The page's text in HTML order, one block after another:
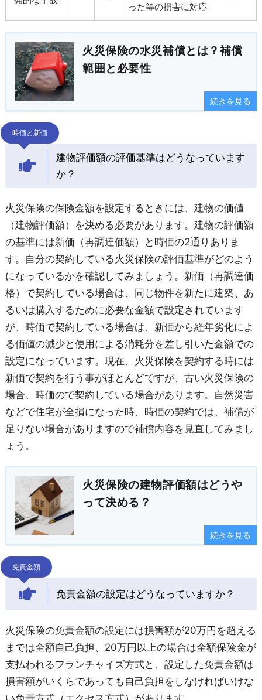
った等の損害に対応
火災保険の水災補償とは？補償
範囲と必要性
続きを見る
時価と新価
建物評価額の評価基準はどうなっています
か？
火災保険の保険金額を設定するときには、建物の価値
（建物評価額）を決める必要があります。建物の評価額
の基準には新価（再調達価額）と時価の2通りありま
す。自分の契約している火災保険の評価基準がどのよう
になっているかを確認してみましょう。新価（再調達価
格）で契約している場合は、同じ物件を新たに建築、あ
るいは購入するために必要な金額で設定されています
が、時価で契約している場合は、新価から経年劣化によ
る価値の減少と使用による消耗分を差し引いた金額での
設定になっています。現在、火災保険を契約する時には
新価で契約を行う事がほとんどですが、古い火災保険の
場合、時価ので契約している場合があります。自然災害
などで住宅が全損になった時、時価の契約では、補償が
足りない場合がありますので補償内容を見直してみまし
ょう。
火災保険の建物評価額はどうや
って決める？
続きを見る
免責金額
免責金額の設定はどうなっていますか？
火災保険の免責金額の設定には損害額が20万円を超える
までは全額自己負担、20万円以上の場合は全額保険金が
支払われるフランチャイズ方式と、設定した免責金額は
損害額がいくらであっても自己負担をしなければいけな